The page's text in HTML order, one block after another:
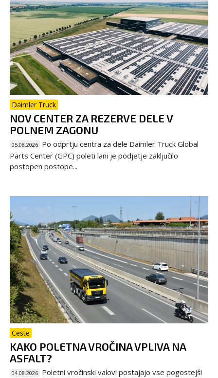
Daimler Truck
NOV CENTER ZA REZERVE DELE V
POLNEM ZAGONU
05.08.2026 Po odprtju centra za dele Daimler Truck Global
Parts Center (GPC) poleti lani je podjetje zaključilo
postopen postope...
Ceste
KAKO POLETNA VROČINA VPLIVA NA
ASFALT?
04.08.2026 Poletni vročinski valovi postajajo vse pogostejši